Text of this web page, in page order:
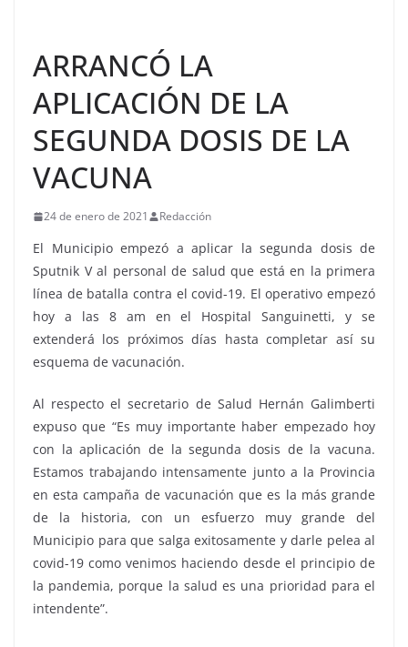
ARRANCÓ LA
APLICACIÓN DE LA
SEGUNDA DOSIS DE LA
VACUNA
24 de enero de 2021 Redacción
El Municipio empezó a aplicar la segunda dosis de
Sputnik V al personal de salud que está en la primera
línea de batalla contra el covid-19. El operativo empezó
hoy a las 8 am en el Hospital Sanguinetti, y se
extenderá los próximos días hasta completar así su
esquema de vacunación.
Al respecto el secretario de Salud Hernán Galimberti
expuso que “Es muy importante haber empezado hoy
con la aplicación de la segunda dosis de la vacuna.
Estamos trabajando intensamente junto a la Provincia
en esta campaña de vacunación que es la más grande
de la historia, con un esfuerzo muy grande del
Municipio para que salga exitosamente y darle pelea al
covid-19 como venimos haciendo desde el principio de
la pandemia, porque la salud es una prioridad para el
intendente”.